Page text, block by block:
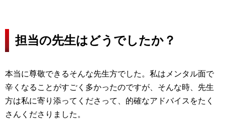
担当の先生はどうでしたか？
本当に尊敬できるそんな先生方でした。私はメンタル面で
辛くなることがすごく多かったのですが、そんな時、先生
方は私に寄り添ってくださって、的確なアドバイスをたく
さんくださりました。